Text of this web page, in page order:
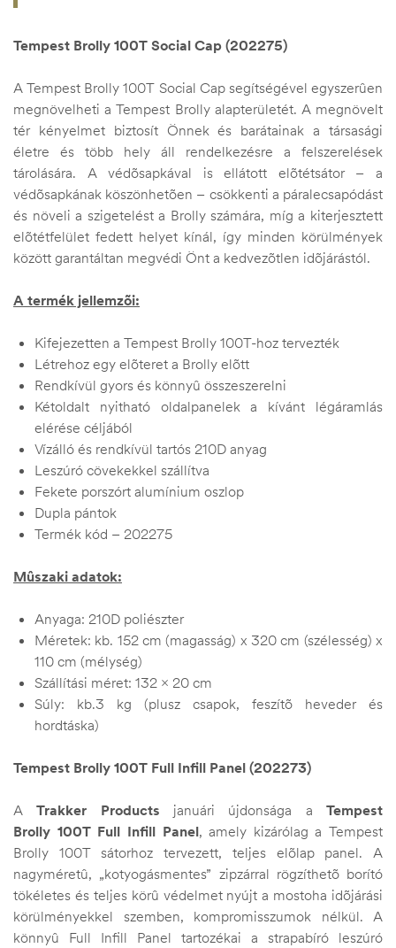
Tempest Brolly 100T Social Cap (202275)
A Tempest Brolly 100T Social Cap segítségével egyszerûen
megnövelheti a Tempest Brolly alapterületét. A megnövelt
tér kényelmet biztosít Önnek és barátainak a társasági
életre és több hely áll rendelkezésre a felszerelések
tárolására. A védõsapkával is ellátott elõtétsátor – a
védõsapkának köszönhetõen – csökkenti a páralecsapódást
és növeli a szigetelést a Brolly számára, míg a kiterjesztett
elõtétfelület fedett helyet kínál, így minden körülmények
között garantáltan megvédi Önt a kedvezõtlen idõjárástól.
A termék jellemzõi:
Kifejezetten a Tempest Brolly 100T-hoz tervezték
Létrehoz egy elõteret a Brolly elõtt
Rendkívül gyors és könnyû összeszerelni
Kétoldalt nyitható oldalpanelek a kívánt légáramlás
elérése céljából
Vízálló és rendkívül tartós 210D anyag
Leszúró cövekekkel szállítva
Fekete porszórt alumínium oszlop
Dupla pántok
Termék kód – 202275
Mûszaki adatok:
Anyaga: 210D poliészter
Méretek: kb. 152 cm (magasság) x 320 cm (szélesség) x
110 cm (mélység)
Szállítási méret: 132 x 20 cm
Súly: kb.3 kg (plusz csapok, feszítõ heveder és
hordtáska)
Tempest Brolly 100T Full Infill Panel (202273)
ATrakker Products januári újdonsága aTempest
Brolly 100T Full Infill Panel, amely kizárólag a Tempest
Brolly 100T sátorhoz tervezett, teljes elõlap panel. A
nagyméretû, „kotyogásmentes” zipzárral rögzíthetõ borító
tökéletes és teljes körû védelmet nyújt a mostoha idõjárási
körülményekkel szemben, kompromisszumok nélkül. A
könnyû Full Infill Panel tartozékai a strapabíró leszúró